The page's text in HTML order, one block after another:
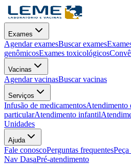
Exames
Agendar examesBuscar exames
genômicosExames toxicológicos
Vacinas
Agendar vacinasBuscar vacinas
Serviços
Infusão de medicamentosAtendimento
particularAtendimento infantil
Unidades
Ajuda
Fale conoscoPerguntas frequentes
Nav DasaPré-atendimento